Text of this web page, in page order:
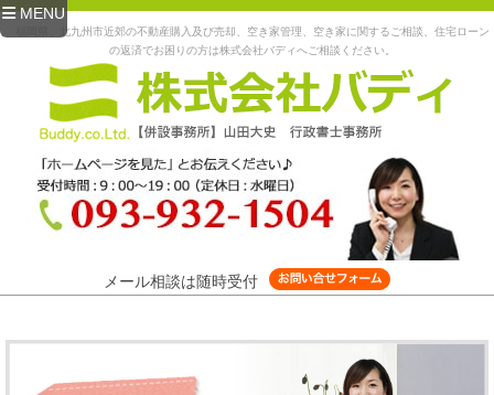
MENU
福岡県、北九州市近郊の不動産購入及び売却、空き家管理、空き家に関するご相談、住宅ローン
の返済でお困りの方は株式会社バディへご相談ください。
メール相談は随時受付